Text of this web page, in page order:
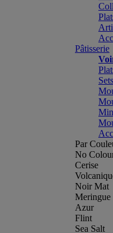
Pâtisserie
Par
No
Cerise
Noir Mat
Meringue
Azur
Flint
Sea Salt